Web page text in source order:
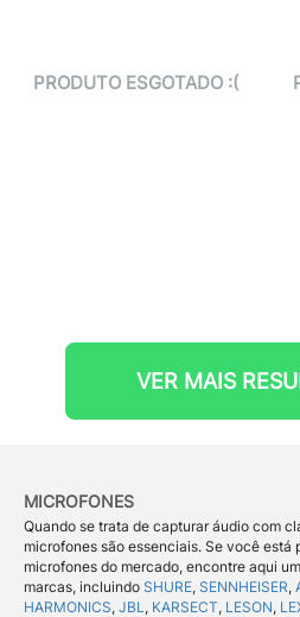
PRODUTO ESGOTADO :(
VER MAIS
MICROFONES
Quando se trata de capturar áudio com
microfones são essenciais. Se você está
microfones do mercado, encontre aqui
marcas, incluindo SHURE, SENNHEISER,
HARMONICS, JBL, KARSECT, LESON,